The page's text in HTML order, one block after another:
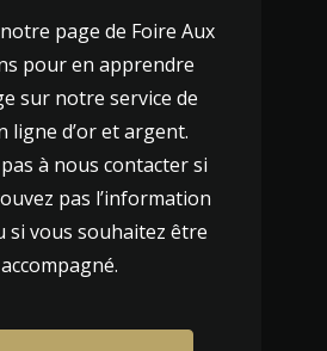
page de Foire Aux
pour en apprendre
sur notre service de
ligne d’or et argent.
à nous contactersi
pas l’information
si vous souhaitez être
accompagné.